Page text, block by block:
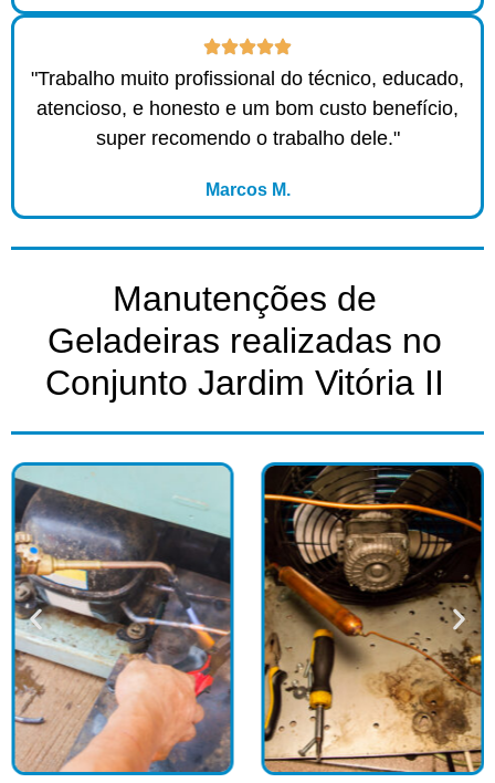
"Trabalho muito profissional do técnico, educado,
atencioso, e honesto e um bom custo benefício,
super recomendo o trabalho dele."
Marcos M.
Manutenções de
Geladeiras realizadas no
Conjunto Jardim Vitória II​